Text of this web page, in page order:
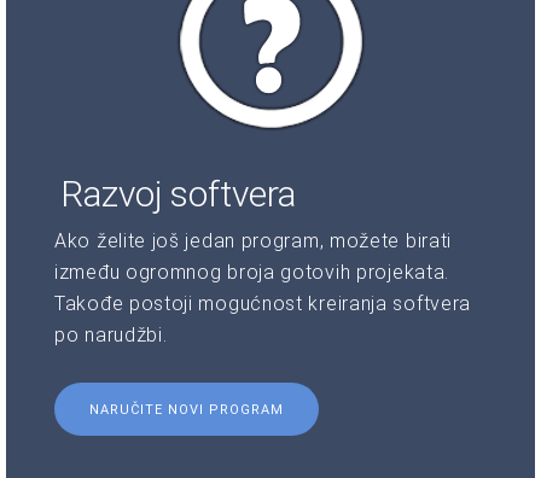
Razvoj softvera
Ako želite još jedan program, možete birati
između ogromnog broja gotovih projekata.
Takođe postoji mogućnost kreiranja softvera
po narudžbi.
NARUČITE NOVI PROGRAM